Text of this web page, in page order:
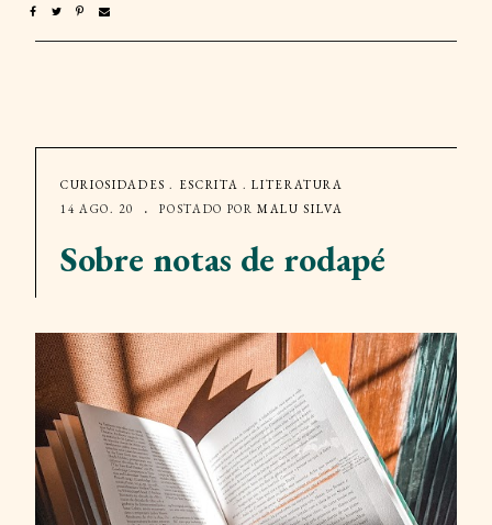
CURIOSIDADES . ESCRITA .LITERATURA
14 AGO. 20
POSTADO PORMALU SILVA
Sobre notas de rodapé